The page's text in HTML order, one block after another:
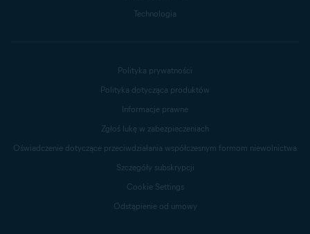
Technologia
Polityka prywatności
Polityka dotycząca produktów
Informacje prawne
Zgłoś lukę w zabezpieczeniach
Oświadczenie dotyczące przeciwdziałania współczesnym formom niewolnictwa
Szczegóły subskrypcji
Cookie Settings
Odstąpienie od umowy